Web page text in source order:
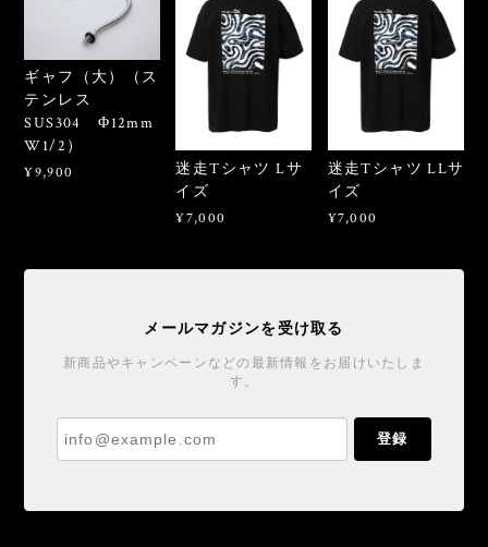
ギャフ（大）（ス
テンレス
SUS304 Φ12mm
W1/2）
¥9,900
迷走Tシャツ Lサ
イズ
¥7,000
迷走Tシャツ LLサ
イズ
¥7,000
メールマガジンを受け取る
新商品やキャンペーンなどの最新情報をお届けいたしま
す。
登録